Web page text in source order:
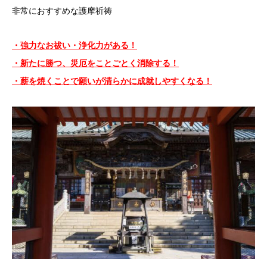
非常におすすめな護摩祈祷
・強力なお祓い・浄化力がある！
・新たに勝つ、災厄をことごとく消除する！
・薪を焼くことで願いが清らかに成就しやすくなる！